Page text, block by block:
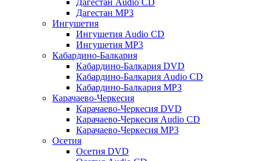
Дагестан Audio CD
Дагестан MP3
Ингушетия
Ингушетия Audio CD
Ингушетия MP3
Кабардино-Балкария
Кабардино-Балкария DVD
Кабардино-Балкария Audio CD
Кабардино-Балкария MP3
Карачаево-Черкесия
Карачаево-Черкесия DVD
Карачаево-Черкесия Audio CD
Карачаево-Черкесия MP3
Осетия
Осетия DVD